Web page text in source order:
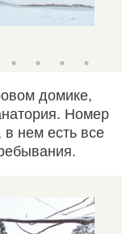
домике,
Номер
в нем есть все